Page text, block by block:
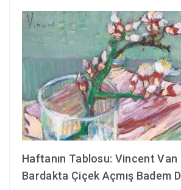
Haftanın Tablosu: Vincent Van
Bardakta Çiçek Açmış Badem